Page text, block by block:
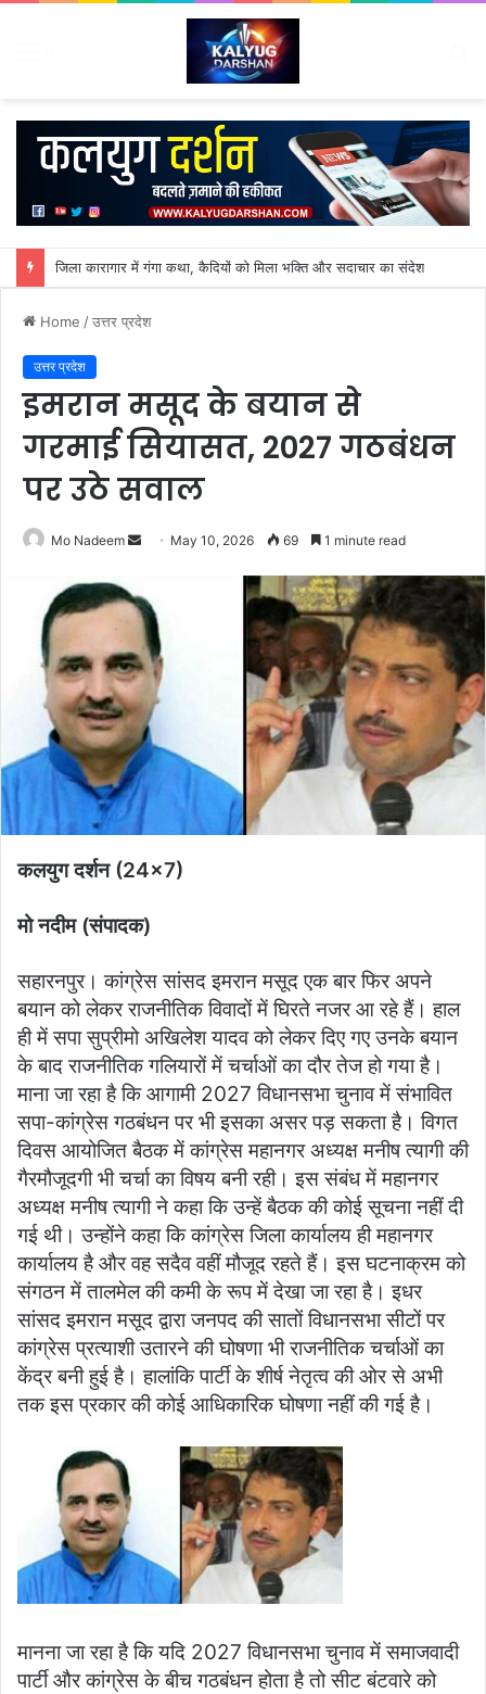
कांवड़ मेले में मेयर किरण जैसल का निरीक्षण, कांवड़ियों को बांटे कंपोस्टेबल बैग
Home /उत्तर प्रदेश
उत्तर प्रदेश
इमरान मसूद के बयान से
गरमाई सियासत, 2027 गठबंधन
पर उठे सवाल
Mo Nadeem
Send
email
May 10, 2026 69 1 minute read
कलयुग दर्शन (24×7)
मो नदीम (संपादक)
सहारनपुर। कांग्रेस सांसद इमरान मसूद एक बार फिर अपने
बयान को लेकर राजनीतिक विवादों में घिरते नजर आ रहे हैं। हाल
ही में सपा सुप्रीमो अखिलेश यादव को लेकर दिए गए उनके बयान
के बाद राजनीतिक गलियारों में चर्चाओं का दौर तेज हो गया है।
माना जा रहा है कि आगामी 2027 विधानसभा चुनाव में संभावित
सपा-कांग्रेस गठबंधन पर भी इसका असर पड़ सकता है। विगत
दिवस आयोजित बैठक में कांग्रेस महानगर अध्यक्ष मनीष त्यागी की
गैरमौजूदगी भी चर्चा का विषय बनी रही। इस संबंध में महानगर
अध्यक्ष मनीष त्यागी ने कहा कि उन्हें बैठक की कोई सूचना नहीं दी
गई थी। उन्होंने कहा कि कांग्रेस जिला कार्यालय ही महानगर
कार्यालय है और वह सदैव वहीं मौजूद रहते हैं। इस घटनाक्रम को
संगठन में तालमेल की कमी के रूप में देखा जा रहा है। इधर
सांसद इमरान मसूद द्वारा जनपद की सातों विधानसभा सीटों पर
कांग्रेस प्रत्याशी उतारने की घोषणा भी राजनीतिक चर्चाओं का
केंद्र बनी हुई है। हालांकि पार्टी के शीर्ष नेतृत्व की ओर से अभी
तक इस प्रकार की कोई आधिकारिक घोषणा नहीं की गई है।
मानना जा रहा है कि यदि 2027 विधानसभा चुनाव में समाजवादी
पार्टी और कांग्रेस के बीच गठबंधन होता है तो सीट बंटवारे को